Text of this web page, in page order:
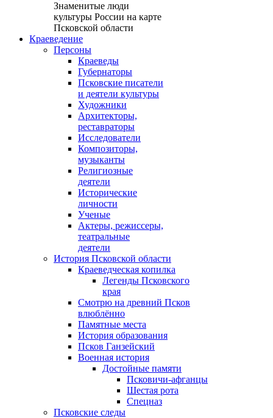
Знаменитые люди
культуры России на карте
Псковской области
Краеведение
Персоны
Краеведы
Губернаторы
Псковские писатели
и деятели культуры
Художники
Архитекторы,
реставраторы
Исследователи
Композиторы,
музыканты
Религиозные
деятели
Исторические
личности
Ученые
Актеры, режиссеры,
театральные
деятели
История Псковской области
Краеведческая копилка
Легенды Псковского
края
Смотрю на древний Псков
влюблённо
Памятные места
История образования
Псков Ганзейский
Военная история
Достойные памяти
Псковичи-афганцы
Шестая рота
Спецназ
Псковские следы